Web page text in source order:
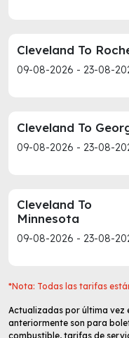
Cleveland To
09-08-2026 - 23-08-
Cleveland To
09-08-2026 - 23-08-
Cleveland To
Minnesota
09-08-2026 - 23-08-
*Nota: Todas las tarifas
Actualizadas por última vez
anteriormente son para
combustible, tarifas de